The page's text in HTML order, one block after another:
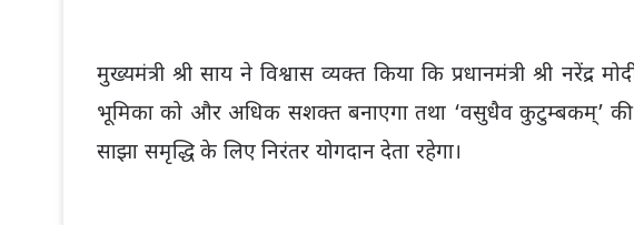
मुख्यमंत्री श्री साय ने विश्वास व्यक्त किया कि प्रधानमंत्री श्री
भूमिका को और अधिक सशक्त बनाएगा तथा ‘वसुधैव कुटुम्बकम्’
साझा समृद्धि के लिए निरंतर योगदान देता रहेगा।